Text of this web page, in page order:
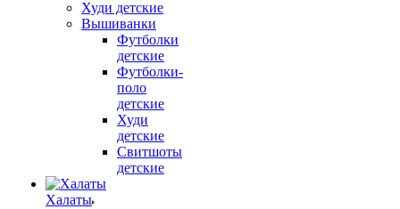
Худи детские
Вышиванки
Футболки
детские
Футболки-
поло
детские
Худи
детские
Свитшоты
детские
Халаты